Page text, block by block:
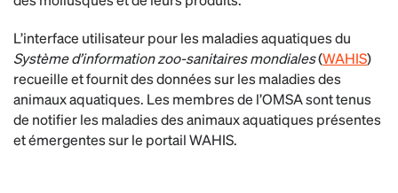
L’interface utilisateur pour les maladies aquatiques du
Système d’information zoo-sanitaires mondiales(WAHIS)
recueille et fournit des données sur les maladies des
animaux aquatiques. Les membres de l’OMSA sont tenus
de notifier les maladies des animaux aquatiques présentes
et émergentes sur le portail WAHIS.